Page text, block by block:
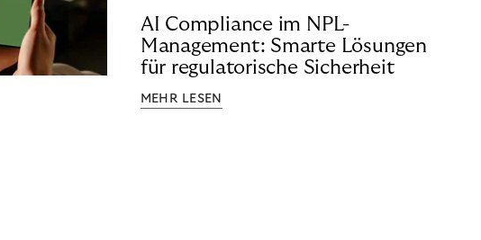
AI Compliance im NPL-
Management: Smarte Lösungen
für regulatorische Sicherheit
MEHR LESEN